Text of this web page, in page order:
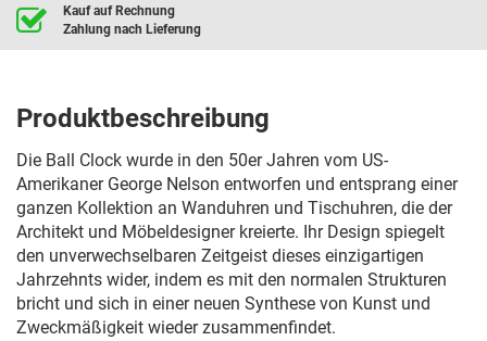
Kauf auf Rechnung
Zahlung nach Lieferung
Produktbeschreibung
Die Ball Clock wurde in den 50er Jahren vom US-
Amerikaner George Nelson entworfen und entsprang einer
ganzen Kollektion an Wanduhren und Tischuhren, die der
Architekt und Möbeldesigner kreierte. Ihr Design spiegelt
den unverwechselbaren Zeitgeist dieses einzigartigen
Jahrzehnts wider, indem es mit den normalen Strukturen
bricht und sich in einer neuen Synthese von Kunst und
Zweckmäßigkeit wieder zusammenfindet.